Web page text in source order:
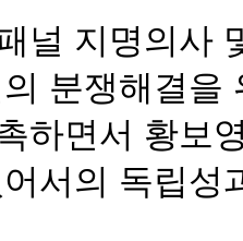
널 지명의사
분쟁해결
하면서 황보
서의 독립성